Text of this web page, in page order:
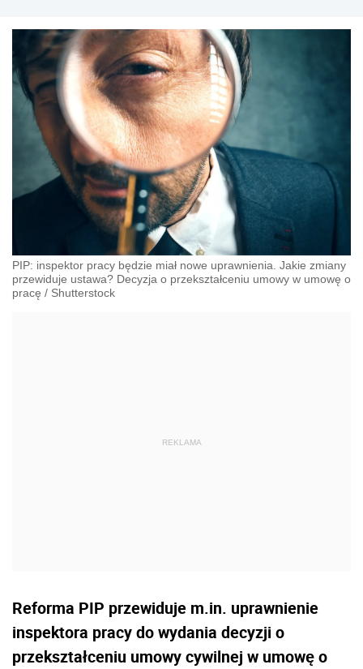
PIP: inspektor pracy będzie miał nowe uprawnienia. Jakie zmiany
przewiduje ustawa? Decyzja o przekształceniu umowy w umowę o
pracę / Shutterstock
Reforma PIP przewiduje m.in. uprawnienie
inspektora pracy do wydania decyzji o
przekształceniu umowy cywilnej w umowę o